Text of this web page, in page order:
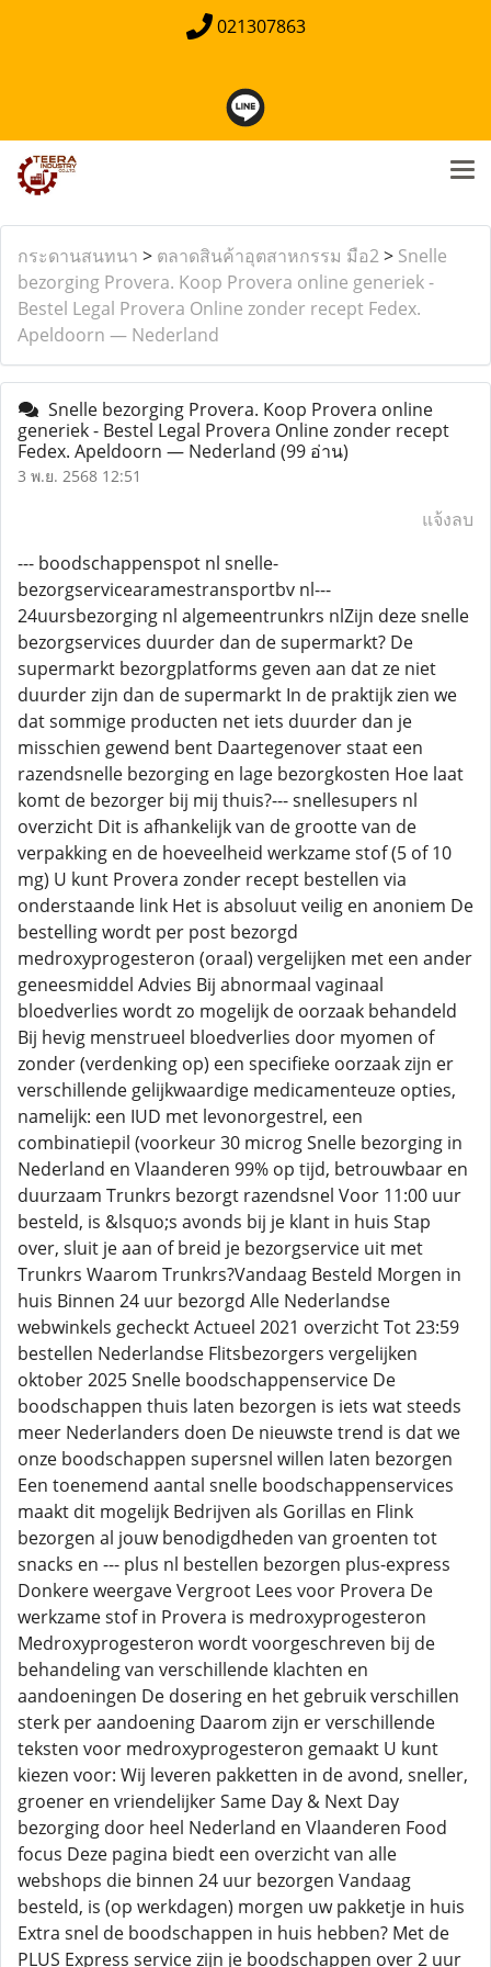
021307863
กระดานสนทนา > ตลาดสินค้าอุตสาหกรรม มือ2> Snelle
bezorging Provera. Koop Provera online generiek -
Bestel Legal Provera Online zonder recept Fedex.
Apeldoorn — Nederland
Snelle bezorging Provera. Koop Provera online
generiek - Bestel Legal Provera Online zonder recept
Fedex. Apeldoorn — Nederland (99 อ่าน)
3 พ.ย. 2568 12:51
แจ้งลบ
--- boodschappenspot nl snelle-
bezorgservicearamestransportbv nl---
24uursbezorging nl algemeentrunkrs nlZijn deze snelle
bezorgservices duurder dan de supermarkt? De
supermarkt bezorgplatforms geven aan dat ze niet
duurder zijn dan de supermarkt In de praktijk zien we
dat sommige producten net iets duurder dan je
misschien gewend bent Daartegenover staat een
razendsnelle bezorging en lage bezorgkosten Hoe laat
komt de bezorger bij mij thuis?--- snellesupers nl
overzicht Dit is afhankelijk van de grootte van de
verpakking en de hoeveelheid werkzame stof (5 of 10
mg) U kunt Provera zonder recept bestellen via
onderstaande link Het is absoluut veilig en anoniem De
bestelling wordt per post bezorgd
medroxyprogesteron (oraal) vergelijken met een ander
geneesmiddel Advies Bij abnormaal vaginaal
bloedverlies wordt zo mogelijk de oorzaak behandeld
Bij hevig menstrueel bloedverlies door myomen of
zonder (verdenking op) een specifieke oorzaak zijn er
verschillende gelijkwaardige medicamenteuze opties,
namelijk: een IUD met levonorgestrel, een
combinatiepil (voorkeur 30 microg Snelle bezorging in
Nederland en Vlaanderen 99% op tijd, betrouwbaar en
duurzaam Trunkrs bezorgt razendsnel Voor 11:00 uur
besteld, is &lsquo;s avonds bij je klant in huis Stap
over, sluit je aan of breid je bezorgservice uit met
Trunkrs Waarom Trunkrs?Vandaag Besteld Morgen in
huis Binnen 24 uur bezorgd Alle Nederlandse
webwinkels gecheckt Actueel 2021 overzicht Tot 23:59
bestellen Nederlandse Flitsbezorgers vergelijken
oktober 2025 Snelle boodschappenservice De
boodschappen thuis laten bezorgen is iets wat steeds
meer Nederlanders doen De nieuwste trend is dat we
onze boodschappen supersnel willen laten bezorgen
Een toenemend aantal snelle boodschappenservices
maakt dit mogelijk Bedrijven als Gorillas en Flink
bezorgen al jouw benodigdheden van groenten tot
snacks en --- plus nl bestellen bezorgen plus-express
Donkere weergave Vergroot Lees voor Provera De
werkzame stof in Provera is medroxyprogesteron
Medroxyprogesteron wordt voorgeschreven bij de
behandeling van verschillende klachten en
aandoeningen De dosering en het gebruik verschillen
sterk per aandoening Daarom zijn er verschillende
teksten voor medroxyprogesteron gemaakt U kunt
kiezen voor: Wij leveren pakketten in de avond, sneller,
groener en vriendelijker Same Day & Next Day
bezorging door heel Nederland en Vlaanderen Food
focus Deze pagina biedt een overzicht van alle
webshops die binnen 24 uur bezorgen Vandaag
besteld, is (op werkdagen) morgen uw pakketje in huis
Extra snel de boodschappen in huis hebben? Met de
PLUS Express service zijn je boodschappen over 2 uur